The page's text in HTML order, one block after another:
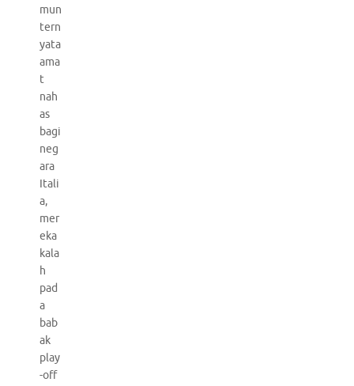
mun
tern
yata
ama
t
nah
as
bagi
neg
ara
Itali
a,
mer
eka
kala
h
pad
a
bab
ak
play
-off